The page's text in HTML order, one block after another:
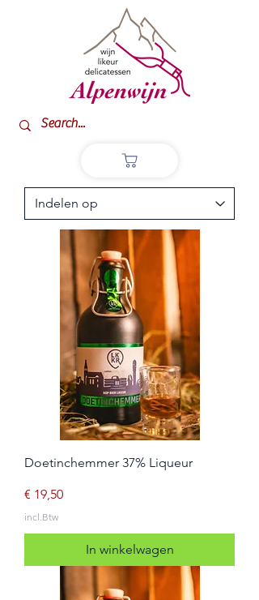
Doetinchemmer 37% Liqueur
Prijs
€ 19,50
incl.Btw
In winkelwagen